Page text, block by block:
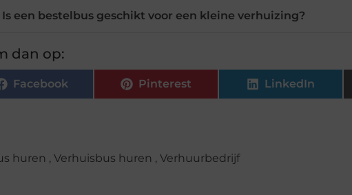
Is een bestelbus geschikt voor een kleine verhuizing?
dan op:
Facebook Pinterest LinkedIn
huren , Verhuisbus huren , Verhuurbedrijf